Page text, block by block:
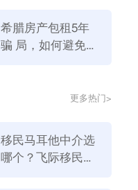
希腊房产包租5年
骗 局，如何避免这
更多热门>
移民马耳他中介选
哪个？飞际移民是